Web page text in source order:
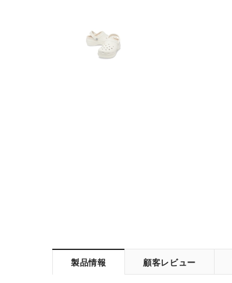
製品情報 顧客レビュー